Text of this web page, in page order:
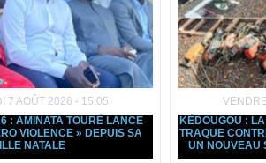
7 AOÛT 2026 - 15:05
: AMINATA TOURÉ LANCE
VIOLENCE » DEPUIS SA
NATALE
KÉDOUGOU :
TRAQUE
UN NOUVEAU